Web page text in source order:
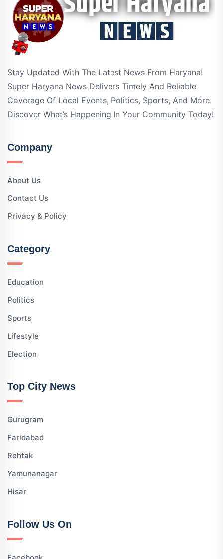
Stay Updated With The Latest News From Haryana!
Super Haryana News Delivers Timely And Reliable
Coverage Of Local Events, Politics, Sports, And More.
Discover What’s Happening In Your Community Today!
Company
About Us
Contact Us
Privacy & Policy
Category
Education
Politics
Sports
Lifestyle
Election
Top City News
Gurugram
Faridabad
Rohtak
Yamunanagar
Hisar
Follow Us On